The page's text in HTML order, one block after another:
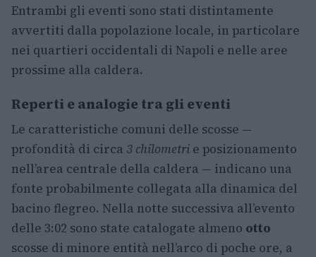
Entrambi gli eventi sono stati distintamente
avvertiti dalla popolazione locale, in particolare
nei quartieri occidentali di Napoli e nelle aree
prossime alla caldera.
Reperti e analogie tra gli eventi
Le caratteristiche comuni delle scosse —
profondità di circa 3 chilometri e posizionamento
nell’area centrale della caldera — indicano una
fonte probabilmente collegata alla dinamica del
bacino flegreo. Nella notte successiva all’evento
delle 3:02 sono state catalogate almeno otto
scosse di minore entità nell’arco di poche ore, a